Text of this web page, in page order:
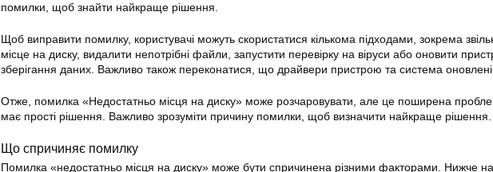
помилки, щоб знайти найкраще рішення.
Щоб виправити помилку, користувачі можуть скористатися кількома підходами, зокрема
місце на диску, видалити непотрібні файли, запустити перевірку на віруси або оновити
зберігання даних. Важливо також переконатися, що драйвери пристрою та система
Отже, помилка «Недостатньо місця на диску» може розчаровувати, але це поширена
має прості рішення. Важливо зрозуміти причину помилки, щоб визначити найкраще рішення.
Що спричиняє помилку
Помилка «недостатньо місця на диску» може бути спричинена різними факторами. Нижче